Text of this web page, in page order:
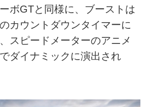
ボGTと同様に、ブーストは
カウントダウンタイマーに
スピードメーターのアニメ
ダイナミックに演出され